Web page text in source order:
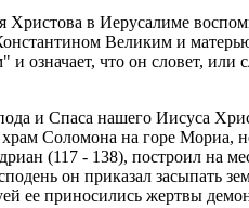
в Иерусалиме
Великим и
означает, что он словет,
и Спаса нашего Иисуса
Соломона на горе Мориа,
(117 - 138), построил на
он приказал засыпать
ее приносились жертвы